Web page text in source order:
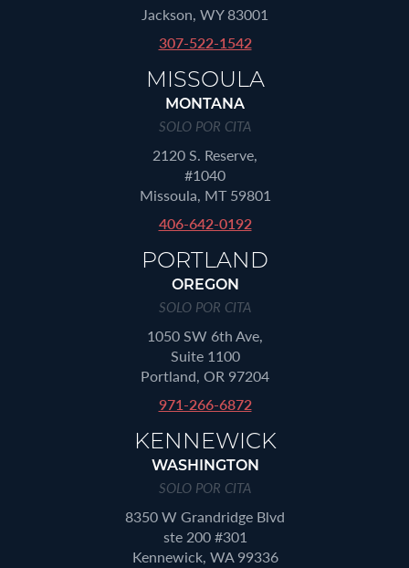
Jackson, WY 83001
307-522-1542
MISSOULA
MONTANA
SOLO POR CITA
2120 S. Reserve,
#1040
Missoula, MT 59801
406-642-0192
PORTLAND
OREGON
SOLO POR CITA
1050 SW 6th Ave,
Suite 1100
Portland, OR 97204
971-266-6872
KENNEWICK
WASHINGTON
SOLO POR CITA
8350 W Grandridge Blvd
ste 200 #301
Kennewick, WA 99336